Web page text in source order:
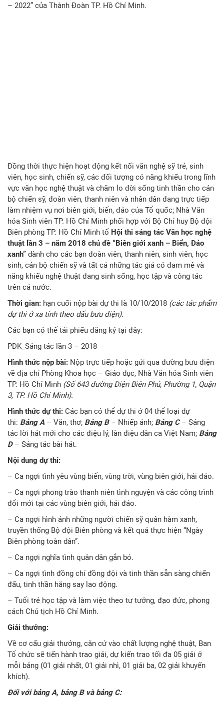
– 2022” của Thành Đoàn TP. Hồ Chí Minh.
Đồng thời thực hiện hoạt động kết nối văn nghệ sỹ trẻ, sinh
viên, học sinh, chiến sỹ, các đối tượng có năng khiếu trong lĩnh
vực văn học nghệ thuật và chăm lo đời sống tinh thần cho cán
bộ chiến sỹ, đoàn viên, thanh niên và nhân dân đang trực tiếp
làm nhiệm vụ nơi biên giới, biển, đảo của Tổ quốc; Nhà Văn
hóa Sinh viên TP. Hồ Chí Minh phối hợp với Bộ Chỉ huy Bộ đội
Biên phòng TP. Hồ Chí Minh tổ Hội thi sáng tác Văn học nghệ
thuật lần 3 – năm 2018 chủ đề “Biên giới xanh – Biển, Đảo
xanh” dành cho các bạn đoàn viên, thanh niên, sinh viên, học
sinh, cán bộ chiến sỹ và tất cả những tác giả có đam mê và
năng khiếu nghệ thuật đang sinh sống, học tập và công tác
trên cả nước.
Thời gian: hạn cuối nộp bài dự thi là 10/10/2018 (các tác phẩm
dự thi ở xa tính theo dấu bưu điện).
Các bạn có thể tải phiếu đăng ký tại đây:
PDK_Sáng tác lần 3 – 2018
Hình thức nộp bài: Nộp trực tiếp hoặc gửi qua đường bưu điện
về địa chỉ Phòng Khoa học – Giáo dục, Nhà Văn hóa Sinh viên
TP. Hồ Chí Minh (Số 643 đường Điện Biên Phủ, Phường 1, Quận
3, TP. Hồ Chí Minh).
Hình thức dự thi: Các bạn có thể dự thi ở 04 thể loại dự
thi: Bảng A – Văn, thơ; Bảng B– Nhiếp ảnh; Bảng C– Sáng
tác lời hát mới cho các điệu lý, làn điệu dân ca Việt Nam; Bảng
D– Sáng tác bài hát.
Nội dung dự thi:
– Ca ngợi tình yêu vùng biển, vùng trời, vùng biên giới, hải đảo.
– Ca ngợi phong trào thanh niên tình nguyện và các công trình
đổi mới tại các vùng biên giới, hải đảo.
– Ca ngợi hình ảnh những người chiến sỹ quân hàm xanh,
truyền thống Bộ đội Biên phòng và kết quả thực hiện “Ngày
Biên phòng toàn dân”.
– Ca ngợi nghĩa tình quân dân gắn bó.
– Ca ngợi tình đồng chí đồng đội và tinh thần sẵn sàng chiến
đấu, tinh thần hăng say lao động.
– Tuổi trẻ học tập và làm việc theo tư tưởng, đạo đức, phong
cách Chủ tịch Hồ Chí Minh.
Giải thưởng:
Về cơ cấu giải thưởng, căn cứ vào chất lượng nghệ thuật, Ban
Tổ chức sẽ tiến hành trao giải, dự kiến trao tối đa 05 giải ở
mỗi bảng (01 giải nhất, 01 giải nhì, 01 giải ba, 02 giải khuyến
khích).
Đối với bảng A, bảng B và bảng C: